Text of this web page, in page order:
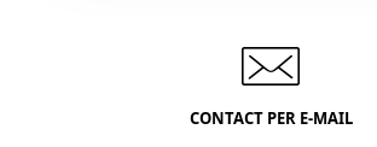
CONTACT PER E-MAIL